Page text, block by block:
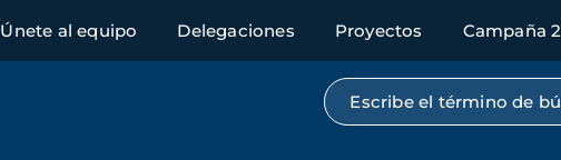
Únete al equipo Delegaciones Proyectos Campaña
Búsqueda por texto